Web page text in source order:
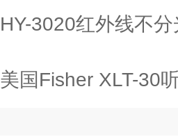
HY-3020红外线不分光
美国Fisher XLT-30